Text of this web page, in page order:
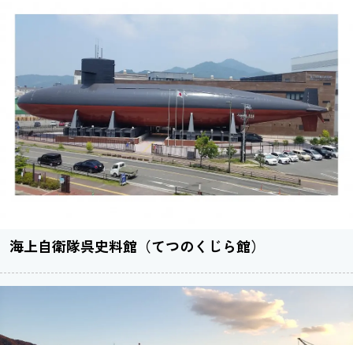
海上自衛隊呉史料館（てつのくじら館）